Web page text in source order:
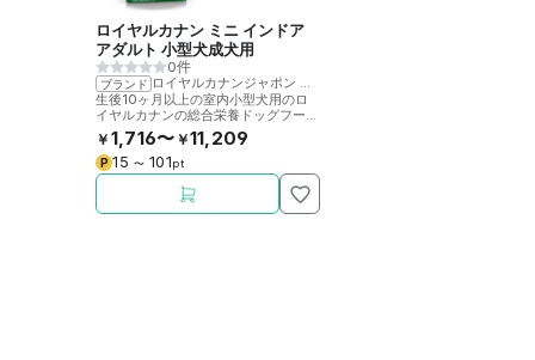
ロイヤルカナン ミニ インドア
アダルト 小型犬成犬用
0件
ブランド ロイヤルカナンジャポン >
生後10ヶ月以上の室内小型犬用のロ
イヤルカナンの総合栄養ドッグフード
です。
￥ 1,716〜 ￥11,209
P 15 〜 101pt